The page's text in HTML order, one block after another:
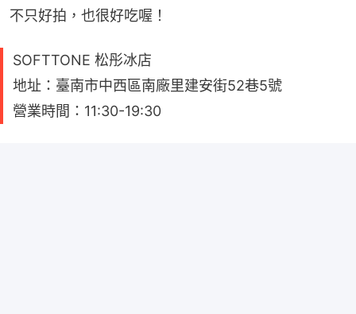
不只好拍，也很好吃喔！
SOFTTONE 松彤冰店
地址：臺南市中西區南廠里建安街52巷5號
營業時間：11:30-19:30